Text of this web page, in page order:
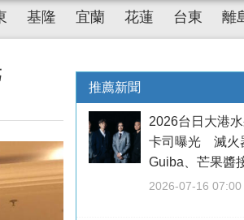
基隆 宜蘭 花蓮 台東 離
推薦新聞
2026台日大港
卡司曝光 滅火
Guiba、芒果醬
2026-07-16 07:00